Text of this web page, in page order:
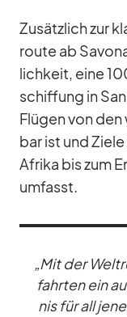
Zu­sätz­lich zur
route ab
lich­keit, eine
schif­fung in
Flü­gen von
bar ist und
Afrika bis zum
um­fasst.
„Mit der
fahr­ten ein
nis für all